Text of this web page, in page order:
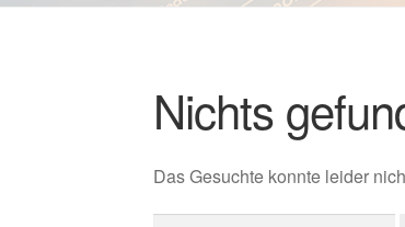
Nichts
Das Gesuchte konnte leider